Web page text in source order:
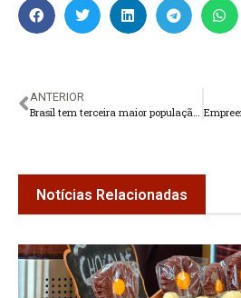
ANTERIOR
Brasil tem terceira maior população carcerária do mundo
Notícias Relacionadas